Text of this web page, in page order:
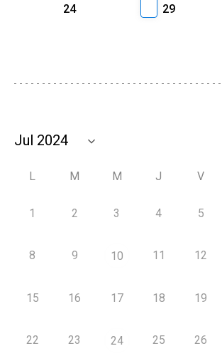
24
29
L M M J V
1 2 3 4 5
8 9 10 11 12
15 16 17 18 19
22 23 24 25 26